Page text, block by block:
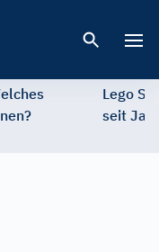
Lego
seit